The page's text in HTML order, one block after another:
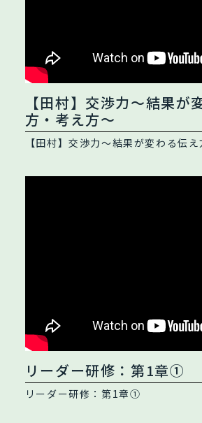
【田村】交渉力～結果が
方・考え方～
【田村】交渉力～結果が変わる伝
リーダー研修：第1章①
リーダー研修：第1章①